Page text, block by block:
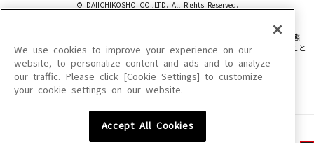
© DAIICHIKOSHO CO.,LTD. All Rights Reserved.
このサイトに掲載されている一切の文章・画像・写真・動画・音声等を、手段や形態
を問わず、著作権法の定める範囲を超えて無断で複製、転載、ファイル化などすること
を禁じます。
楽曲及びコンテンツは、機種によりご利用いただけない場合があります。
楽曲及びコンテンツの配信日、配信内容が変更になる場合があります。
We use cookies to improve your experience on our
website, to personalize content and ads and to analyze
our traffic. Please click [Cookie Settings] to customize
your cookie settings on our website.
Accept All Cookies